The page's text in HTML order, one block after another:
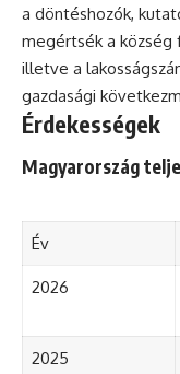
a döntéshozók,
megértsék a község
illetve a
gazdasági
Érdekességek
Magyarország
Év
2026
2025